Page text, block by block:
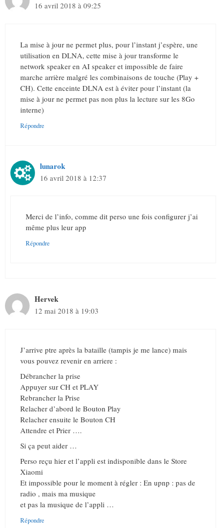
16 avril 2018 à 09:25
La mise à jour ne permet plus, pour l’instant j’espère, une
utilisation en DLNA, cette mise à jour transforme le
network speaker en AI speaker et impossible de faire
marche arrière malgré les combinaisons de touche (Play +
CH). Cette enceinte DLNA est à éviter pour l’instant (la
mise à jour ne permet pas non plus la lecture sur les 8Go
interne)
Répondre
lunarok
16 avril 2018 à 12:37
Merci de l’info, comme dit perso une fois configurer j’ai
même plus leur app
Répondre
Hervek
12 mai 2018 à 19:03
J’arrive ptre après la bataille (tampis je me lance) mais
vous pouvez revenir en arriere :
Débrancher la prise
Appuyer sur CH et PLAY
Rebrancher la Prise
Relacher d’abord le Bouton Play
Relacher ensuite le Bouton CH
Attendre et Prier ….
Si ça peut aider …
Perso reçu hier et l’appli est indisponible dans le Store
Xiaomi
Et impossible pour le moment à régler : En upnp : pas de
radio , mais ma musique
et pas la musique de l’appli …
Répondre